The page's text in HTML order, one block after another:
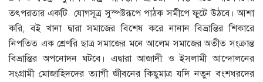
তৎপরতার একটি যোগসূত্র সুস্পষ্টরূপে পাঠক সমীপে ফুটে উঠবে। আশা
করি, বই খানা দ্বারা সমাজের বিশেষ করে নানান বিভ্রান্তির শিকারে
নিপতিত এক শ্রেণরি ছাত্র সমাজের মনে আলেম সমাজের অতীত সংক্রান্ত
বিভ্রান্তির অপনোদন ঘটবে। এদ্বারা আজাদী ও ইসলামী আন্দোলনের
সংগ্রামী মোজাহিদদের ত্যাগী জীবনের কিছুমাত্র যদি নতুন বংশধরদের